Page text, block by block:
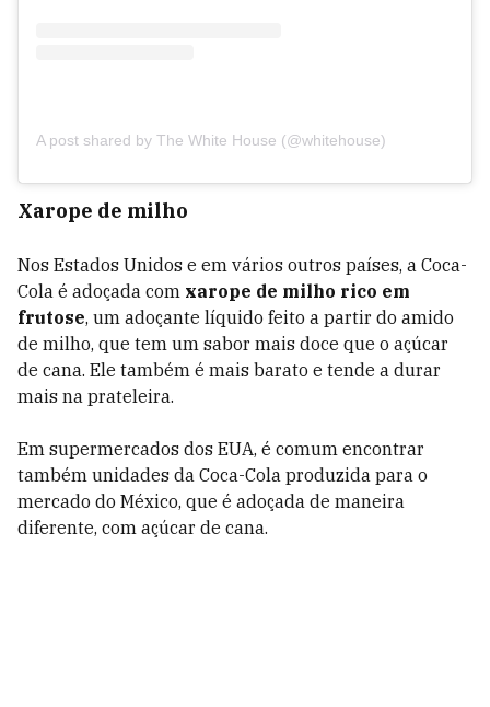
A post shared by The White House (@whitehouse)
Xarope de milho
Nos Estados Unidos e em vários outros países, a Coca-
Cola é adoçada com xarope de milho rico em
frutose, um adoçante líquido feito a partir do amido
de milho, que tem um sabor mais doce que o açúcar
de cana. Ele também é mais barato e tende a durar
mais na prateleira.
Em supermercados dos EUA, é comum encontrar
também unidades da Coca-Cola produzida para o
mercado do México, que é adoçada de maneira
diferente, com açúcar de cana.